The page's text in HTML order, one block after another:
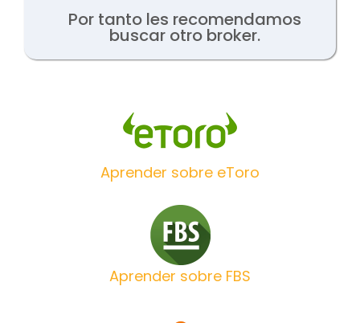
Por tanto les recomendamos
buscar otro broker.
Aprender sobre eToro
Aprender sobre FBS